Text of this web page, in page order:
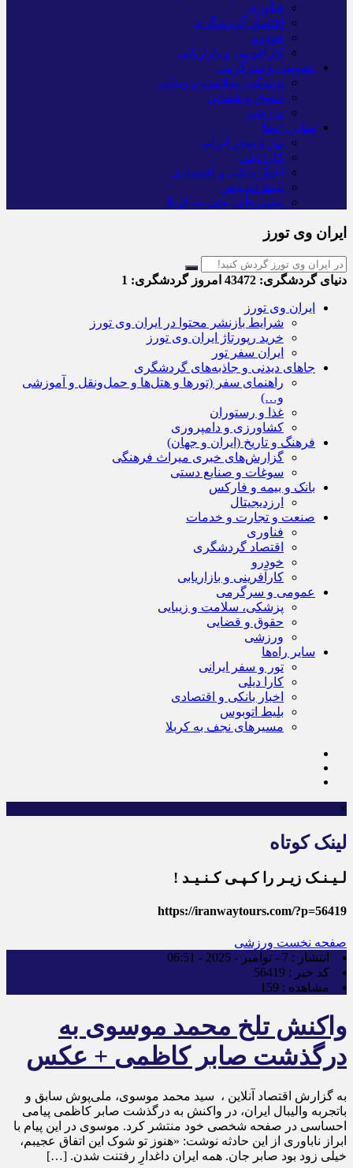
فناوری
اقتصاد گردشگری
خودرو
کارآفرینی و بازاریابی
عمومی و سرگرمی
پزشکی، سلامت و زیبایی
حقوق و قضایی
ورزشی
سایر راه‌ها
تور و سفر ایرانی
کارا دیلی
اخبار بانکی و اقتصادی
بلیط اتوبوس
مسیرهای نجف به کربلا
ایران وی تورز
دنیای گردشگری: امروز گردشگری:
ایران وی تورز
شرایط بازنشر محتوا در ایران وی تورز
خرید رپورتاژ ایران وی تورز
ایران سفر تور
جاهای دیدنی و جاذبه‌های گردشگری
راهنمای سفر (تورها و هتل‌ها و حمل‌و‌نقل و آموزشی
و…)
غذا و رستوران
کشاورزی و دامپروری
فرهنگ و تاریخ (ایران و جهان)
گزارش‌های خبری میراث فرهنگی
سوغات و صنایع دستی
بانک و بیمه و فارکس
ارزدیجیتال
صنعت و تجارت و خدمات
فناوری
اقتصاد گردشگری
خودرو
کارآفرینی و بازاریابی
عمومی و سرگرمی
پزشکی، سلامت و زیبایی
حقوق و قضایی
ورزشی
سایر راه‌ها
تور و سفر ایرانی
کارا دیلی
اخبار بانکی و اقتصادی
بلیط اتوبوس
مسیرهای نجف به کربلا
×
لینک کوتاه
لـیـنـک زیـر را کـپـی کـنـیـد !
https://iranwaytours.com/?p=56419
صفحه نخست ورزشی
انتشار : 7 - نوامبر - 2025 - 06:51
کد خبر : 56419
مشاهده : 159
واکنش تلخ محمد موسوی به
درگذشت صابر کاظمی + عکس
به گزارش اقتصاد آنلاین ، سید محمد موسوی، ملی‌پوش سابق و
باتجربه والیبال ایران، در واکنش به درگذشت صابر کاظمی پیامی
احساسی در صفحه شخصی خود منتشر کرد. موسوی در این پیام با
ابراز ناباوری از این حادثه نوشت: «هنوز تو شوک این اتفاق عجیبم،
خیلی زود بود صابر جان. همه ایران داغدارِ رفتنت شدن. […]